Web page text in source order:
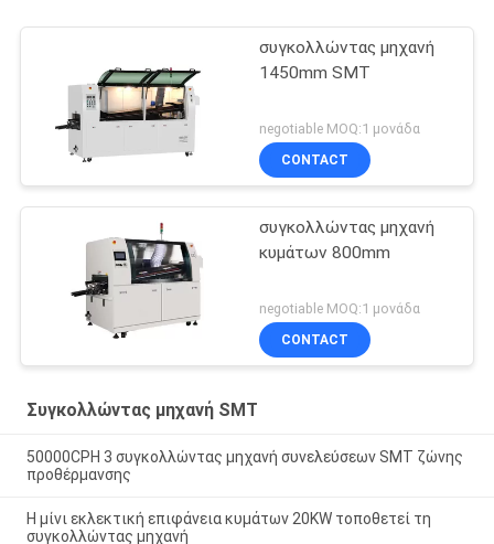
συγκολλώντας μηχανή
1450mm SMT
negotiable MOQ:1 μονάδα
CONTACT
συγκολλώντας μηχανή
κυμάτων 800mm
negotiable MOQ:1 μονάδα
CONTACT
Συγκολλώντας μηχανή SMT
50000CPH 3 συγκολλώντας μηχανή συνελεύσεων SMT ζώνης
προθέρμανσης
Η μίνι εκλεκτική επιφάνεια κυμάτων 20KW τοποθετεί τη
συγκολλώντας μηχανή